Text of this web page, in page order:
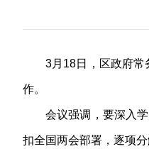
3月18日，区政府常
作。
会议强调，要深入
扣全国两会部署，逐项